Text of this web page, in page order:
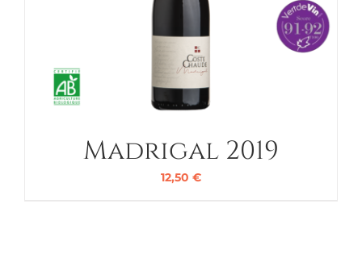
Madrigal 2019
12,50 €